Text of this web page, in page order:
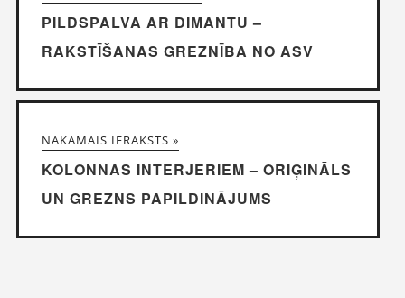
PILDSPALVA AR DIMANTU –
RAKSTĪŠANAS GREZNĪBA NO ASV
NĀKAMAIS IERAKSTS »
KOLONNAS INTERJERIEM – ORIĢINĀLS
UN GREZNS PAPILDINĀJUMS